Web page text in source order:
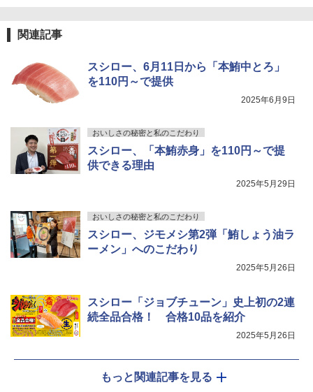
￥26,800
ジ 石窯ドーム ER-D80A(K) ブラック 25
0℃ 1段調理 フラットテーブル 電子レン
ジ 赤外線センサー ノンフライ調理 簡単
お手入れ 小型 新生活 一人暮らし 二人暮
らし ファミリー
5
シャープ ウォーターオーブン ヘルシオ
AX-XJ1-B ブラック 30L 2段調理 コンベ
￥44,800
関連記事
スシロー、6月11日から「本鮪中とろ」
を110円～で提供
2025年6月9日
おいしさの秘密と私のこだわり
スシロー、「本鮪赤身」を110円～で提
供できる理由
2025年5月29日
おいしさの秘密と私のこだわり
スシロー、ジモメシ第2弾「鮪しょう油ラ
ーメン」へのこだわり
2025年5月26日
スシロー「ジョブチューン」史上初の2連
続全品合格！ 合格10品を紹介
2025年5月26日
もっと関連記事を見る